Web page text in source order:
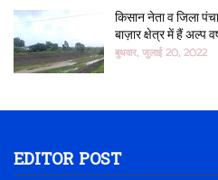
किसान नेता व जिला
बाज़ार क्षेत्र में हैं अल्प
बुधवार, जुलाई 20, 2022
EDITOR POST